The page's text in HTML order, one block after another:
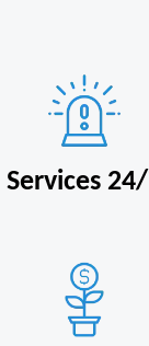
Services